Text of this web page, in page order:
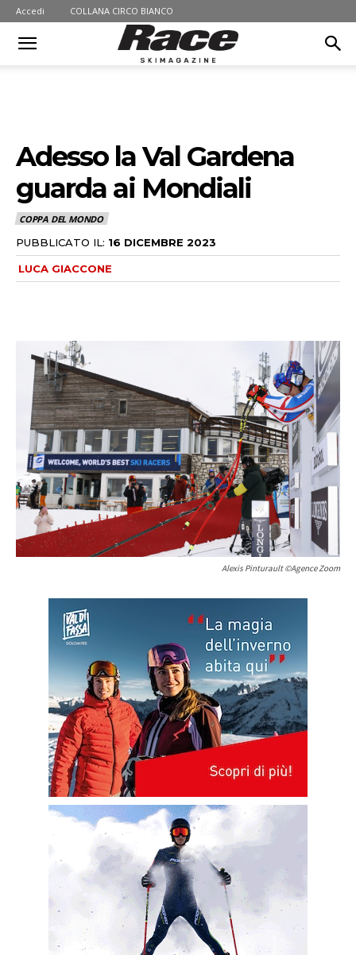
Accedi COLLANA CIRCO BIANCO
Adesso la Val Gardena
guarda ai Mondiali
COPPA DEL MONDO
PUBBLICATO IL: 16 DICEMBRE 2023
LUCA GIACCONE
Alexis Pinturault ©Agence Zoom